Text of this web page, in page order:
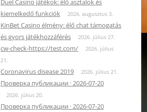
Duel Casino játékok: élő asztalok és
kiemelkedő funkciók
2026. augusztus 3.
KinBet Casino élmény: élő chat támogatás
és gyors játékhozzáférés
2026. július 27.
cw-check-https://test.com/
2026. július
21.
Coronavirus disease 2019 2026. július 21.
Проверка публикации · 2026-07-20
2026. július 20.
Проверка публикации · 2026-07-20